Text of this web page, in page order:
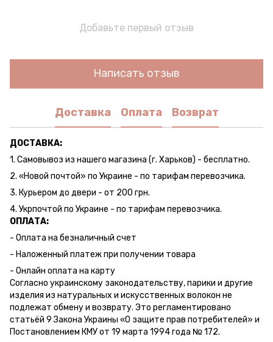
Добавьте первый отзыв
Написать отзыв
Доставка Оплата Возврат
ДОСТАВКА:
1. Самовывоз из нашего магазина (г. Харьков) - бесплатно.
2. «Новой почтой» по Украине - по тарифам перевозчика.
3. Курьером до двери - от 200 грн.
4. Укрпочтой по Украине - по тарифам перевозчика.
ОПЛАТА:
- Оплата на безналичный счет
- Наложенный платеж при получении товара
- Онлайн оплата на карту
Согласно украинскому законодательству, парики и другие
изделия из натуральных и искусственных волокон не
подлежат обмену и возврату. Это регламентировано
статьёй 9 Закона Украины «О защите прав потребителей» и
Постановлением КМУ от 19 марта 1994 года № 172.